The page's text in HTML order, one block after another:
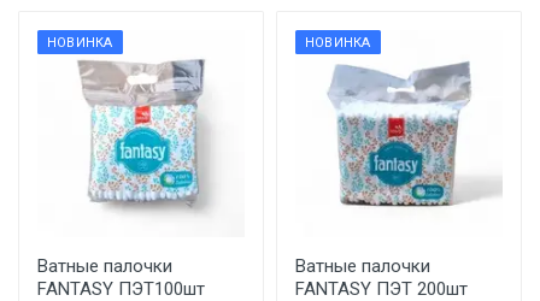
НОВИНКА
Ватные палочки
FANTASY ПЭТ100шт
НОВИНКА
Ватные палочки
FANTASY ПЭТ 200шт